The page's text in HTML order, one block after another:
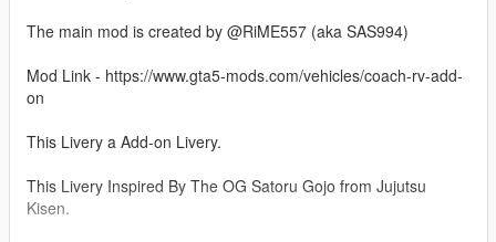
The main mod is created by @RiME557 (aka SAS994)
Mod Link - https://www.gta5-mods.com/vehicles/coach-rv-add-
on
This Livery a Add-on Livery.
This Livery Inspired By The OG Satoru Gojo from Jujutsu
Kisen.